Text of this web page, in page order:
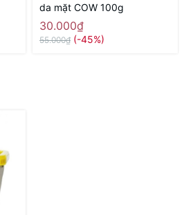
da mặt COW 100g
30.000₫
55.000₫ (-45%)